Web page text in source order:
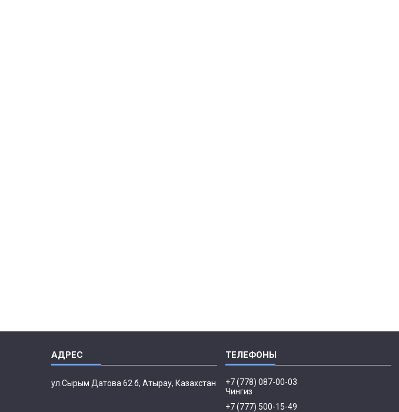
ул.Сырым Датова 62 б, Атырау, Казахстан
+7 (778) 087-00-03
Чингиз
+7 (777) 500-15-49